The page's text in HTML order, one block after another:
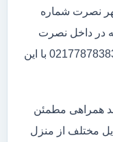
شهر نصرت شماره
در داخل نصرت
ساکن هستند و قصد دارند با تلفن ثابت 02177878383 با این
همراهی مطمئن
مختلف از منزل